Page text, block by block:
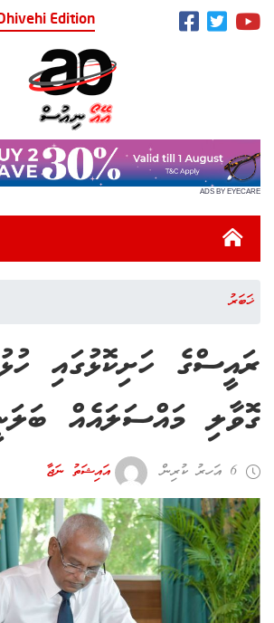
Edition
ADS BY EYECARE
ޚަބަރު
ރައީސްގެ ހަށިކޮޅުގައި
ގޮވާލި މައްސަލައެއް
6 އަހރު ކުރިން އައިޝަތު ނަޖާ